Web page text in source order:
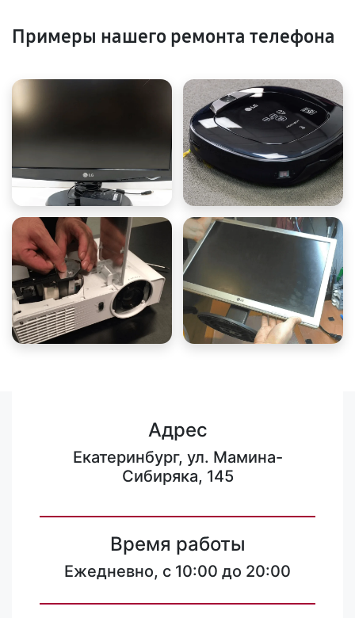
Примеры нашего ремонта телефона
Адрес
Екатеринбург, ул. Мамина-
Сибиряка, 145
Время работы
Ежедневно, с 10:00 до 20:00